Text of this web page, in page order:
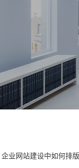
企业网站建设中如何排